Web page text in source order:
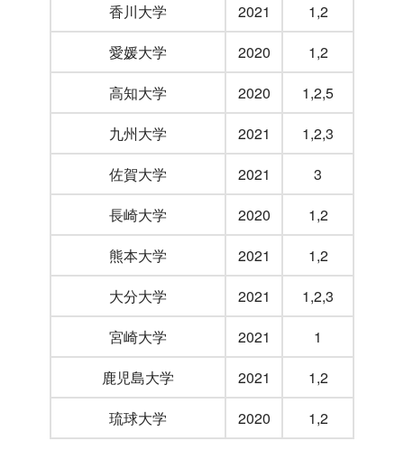
香川大学
2021
1,2
愛媛大学
2020
1,2
高知大学
2020
1,2,5
九州大学
2021
1,2,3
佐賀大学
2021
3
長崎大学
2020
1,2
熊本大学
2021
1,2
大分大学
2021
1,2,3
宮崎大学
2021
1
鹿児島大学
2021
1,2
琉球大学
2020 1,2